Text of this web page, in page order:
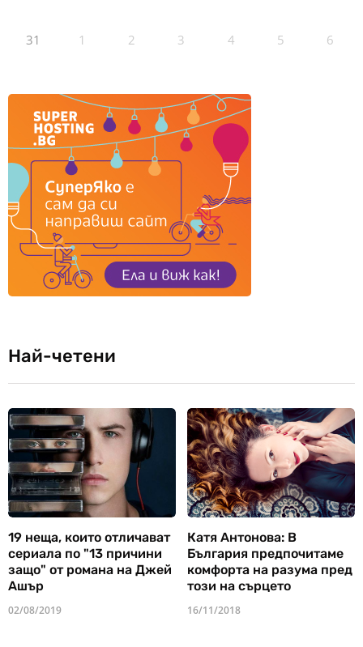
31 1 2 3 4 5 6
Най-четени
19 неща, които отличават
сериала по "13 причини
защо" от романа на Джей
Ашър
02/08/2019
Катя Антонова: В
България предпочитаме
комфорта на разума пред
този на сърцето
16/11/2018